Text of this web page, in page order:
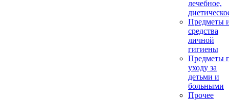
лечебное,
Предметы
средства
личной
гигиены
Предметы
уходу за
детьми и
больными
Прочее